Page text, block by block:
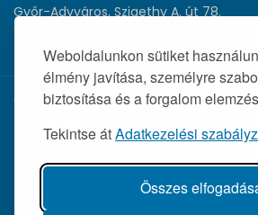
Weboldalunkon sütiket
élmény javítása, személyre
biztosítása és a forgalom
Tekintse átAdatkezelési
Összes
Győr-Adyváros, Szigethy A. út 78.
Telefon:
Nyitvatartás:H-P 8:00 - 17:00
© 2026 Wolf Orvosi Műszer Kft. |